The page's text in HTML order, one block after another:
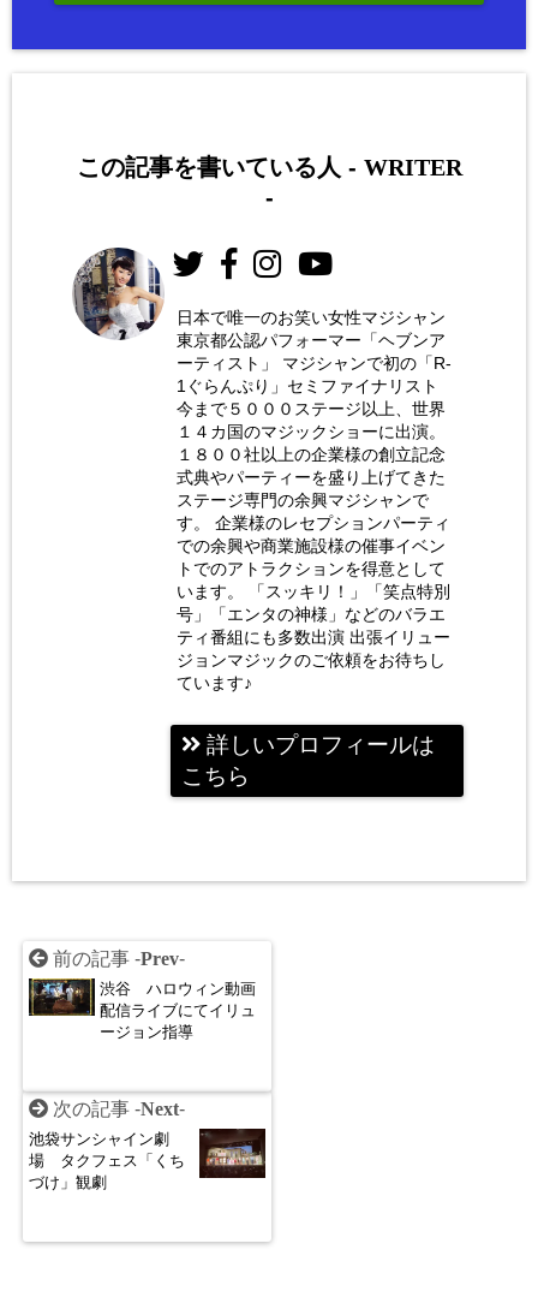
この記事を書いている人 - WRITER
-
日本で唯一のお笑い女性マジシャン
東京都公認パフォーマー「ヘブンア
ーティスト」 マジシャンで初の「R-
1ぐらんぷり」セミファイナリスト
今まで５０００ステージ以上、世界
１４カ国のマジックショーに出演。
１８００社以上の企業様の創立記念
式典やパーティーを盛り上げてきた
ステージ専門の余興マジシャンで
す。 企業様のレセプションパーティ
での余興や商業施設様の催事イベン
トでのアトラクションを得意として
います。 「スッキリ！」「笑点特別
号」「エンタの神様」などのバラエ
ティ番組にも多数出演 出張イリュー
ジョンマジックのご依頼をお待ちし
ています♪
詳しいプロフィールは
こちら
前の記事 -Prev-
渋谷 ハロウィン動画
配信ライブにてイリュ
ージョン指導
次の記事 -Next-
池袋サンシャイン劇
場 タクフェス「くち
づけ」観劇